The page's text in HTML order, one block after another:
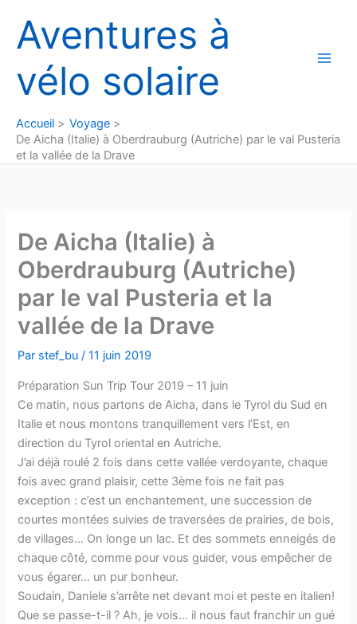
contenu
Aventures à
vélo solaire
Accueil
Voyage
De Aicha (Italie) à Oberdrauburg (Autriche) par le val Pusteria
et la vallée de la Drave
De Aicha (Italie) à
Oberdrauburg (Autriche)
par le val Pusteria et la
vallée de la Drave
Par stef_bu/11 juin 2019
Préparation Sun Trip Tour 2019 – 11 juin
Ce matin, nous partons de Aicha, dans le Tyrol du Sud en
Italie et nous montons tranquillement vers l’Est, en
direction du Tyrol oriental en Autriche.
J’ai déjà roulé 2 fois dans cette vallée verdoyante, chaque
fois avec grand plaisir, cette 3ème fois ne fait pas
exception : c’est un enchantement, une succession de
courtes montées suivies de traversées de prairies, de bois,
de villages… On longe un lac. Et des sommets enneigés de
chaque côté, comme pour vous guider, vous empêcher de
vous égarer… un pur bonheur.
Soudain, Daniele s’arrête net devant moi et peste en italien!
Que se passe-t-il ? Ah, je vois… il nous faut franchir un gué